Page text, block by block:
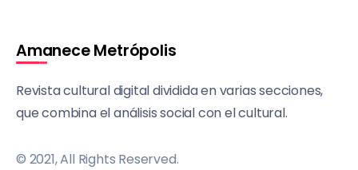
Amanece Metrópolis
Revista cultural digital dividida en varias secciones,
que combina el análisis social con el cultural.
© 2021, All Rights Reserved.